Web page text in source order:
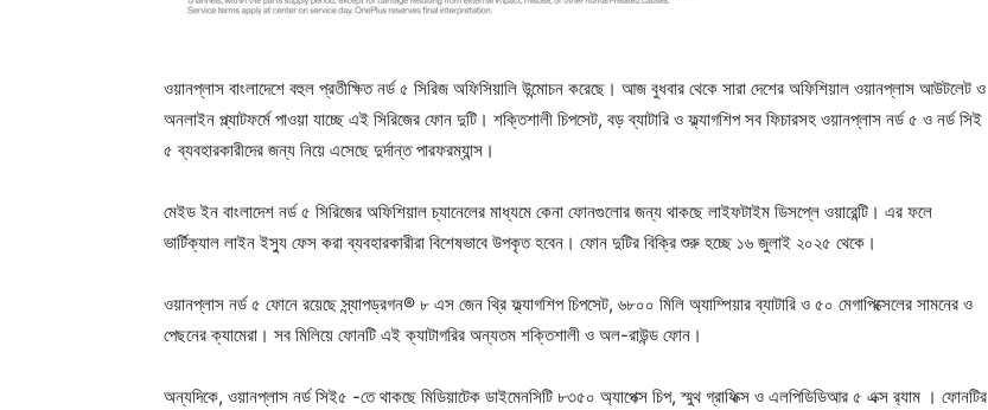
ওয়ানপ্লাস বাংলাদেশে বহুল প্রতীক্ষিত নর্ড ৫ সিরিজ অফিসিয়ালি উন্মোচন করেছে। আজ বুধবার থেকে সারা দেশের অফিশিয়াল ওয়ানপ্লাস আউটলেট ও
অনলাইন প্ল্যাটফর্মে পাওয়া যাচ্ছে এই সিরিজের ফোন দুটি। শক্তিশালী চিপসেট, বড় ব্যাটারি ও ফ্ল্যাগশিপ সব ফিচারসহ ওয়ানপ্লাস নর্ড ৫ ও নর্ড সিই
৫ ব্যবহারকারীদের জন্য নিয়ে এসেছে দুর্দান্ত পারফরম্যান্স।
মেইড ইন বাংলাদেশ নর্ড ৫ সিরিজের অফিশিয়াল চ্যানেলের মাধ্যমে কেনা ফোনগুলোর জন্য থাকছে লাইফটাইম ডিসপ্লে ওয়ারেন্টি। এর ফলে
ভার্টিক্যাল লাইন ইস্যু ফেস করা ব্যবহারকারীরা বিশেষভাবে উপকৃত হবেন। ফোন দুটির বিক্রি শুরু হচ্ছে ১৬ জুলাই ২০২৫ থেকে।
ওয়ানপ্লাস নর্ড ৫ ফোনে রয়েছে স্ন্যাপড্রগন® ৮ এস জেন থ্রি ফ্ল্যাগশিপ চিপসেট, ৬৮০০ মিলি অ্যাম্পিয়ার ব্যাটারি ও ৫০ মেগাপিক্সেলের সামনের ও
পেছনের ক্যামেরা। সব মিলিয়ে ফোনটি এই ক্যাটাগরির অন্যতম শক্তিশালী ও অল-রাউন্ড ফোন।
অন্যদিকে, ওয়ানপ্লাস নর্ড সিই৫ -তে থাকছে মিডিয়াটেক ডাইমেনসিটি ৮৩৫০ অ্যাপেক্স চিপ, স্মুথ গ্রাফিক্স ও এলপিডিডিআর ৫ এক্স র‍্যাম । ফোনটির